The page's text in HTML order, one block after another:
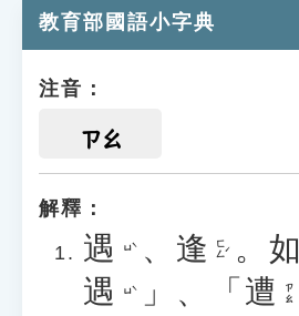
教育部國語小字典
注音：
ㄗㄠ
解釋：
遇 ㄩˋ 、 逢 ㄈㄥˊ 。 如
遇 ㄩˋ 」、「 遭 ㄗㄠ